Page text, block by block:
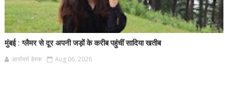
मुंबई : ग्लैमर से दूर अपनी जड़ों के करीब पहुंचीं सादिया खतीब
आर्यावर्त डेस्क Aug 06, 2026